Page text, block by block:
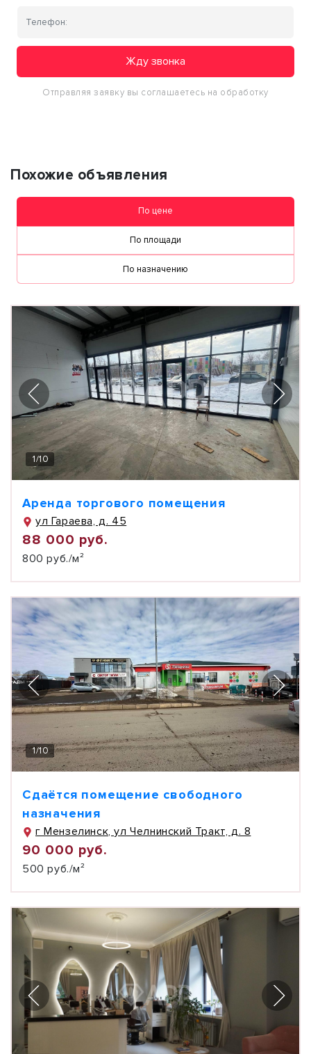
Жду звонка
Отправляя заявку вы соглашаетесь на обработку
Похожие объявления
По цене
По площади
По назначению
1/10
Аренда торгового помещения
ул Гараева, д. 45
88 000 руб.
800 руб./м²
1/10
Сдаётся помещение свободного
назначения
г Мензелинск, ул Челнинский Тракт, д. 8
90 000 руб.
500 руб./м²